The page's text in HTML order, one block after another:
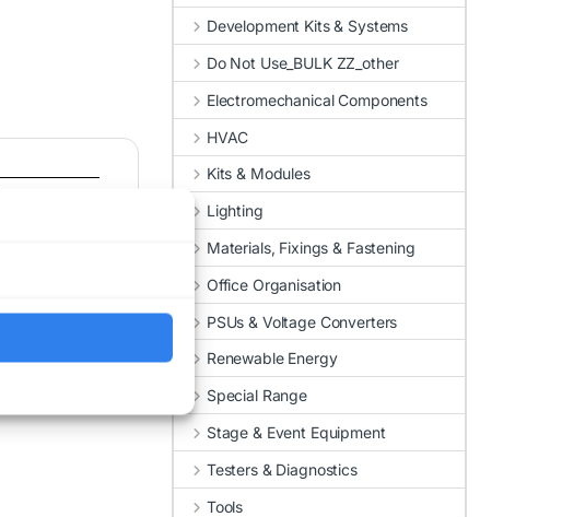
Development Kits & Systems
Do Not Use_BULK ZZ_other
Electromechanical Components
HVAC
Kits & Modules
Lighting
Materials, Fixings & Fastening
Office Organisation
PSUs & Voltage Converters
Renewable Energy
Special Range
Stage & Event Equipment
Testers & Diagnostics
Tools